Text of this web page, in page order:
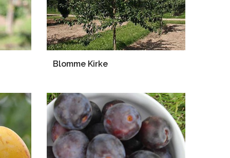
Blomme Kirke